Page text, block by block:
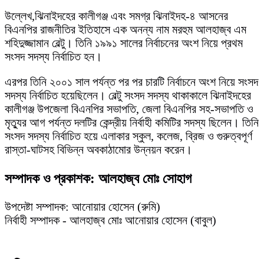
উল্লেখ,ঝিনাইদহের কালীগঞ্জ এবং সমগ্র ঝিনাইদহ-৪ আসনের
বিএনপির রাজনীতির ইতিহাসে এক অনন্য নাম মরহুম আলহাজ্ব এম
শহিদুজ্জামান বেল্টু। তিনি ১৯৯১ সালের নির্বাচনের অংশ নিয়ে প্রথম
সংসদ সদস্য নির্বাচিত হন।
এরপর তিনি ২০০১ সাল পর্যন্ত পর পর চারটি নির্বাচনে অংশ নিয়ে সংসদ
সদস্য নির্বাচিত হয়েছিলেন। বেল্টু সংসদ সদস্য থাকাকালে ঝিনাইদহের
কালীগঞ্জ উপজেলা বিএনপির সভাপতি, জেলা বিএনপির সহ-সভাপতি ও
মৃত্যুর আগ পর্যন্ত দলটির কেন্দ্রীয় নির্বাহী কমিটির সদস্য ছিলেন। তিনি
সংসদ সদস্য নির্বাচিত হয়ে এলাকার স্কুল, কলেজ, ব্রিজ ও গুরুত্বপূর্ণ
রাস্তা-ঘাটসহ বিভিন্ন অবকাঠামোর উন্নয়ন করেন।
সম্পাদক ও প্রকাশক: আলহাজ্ব মোঃ সোহাগ
উপদেষ্টা সম্পাদক: আনোয়ার হোসেন (রুমি)
নির্বাহী সম্পাদক - আলহাজ্ব মোঃ আনোয়ার হোসেন (বাবুল)